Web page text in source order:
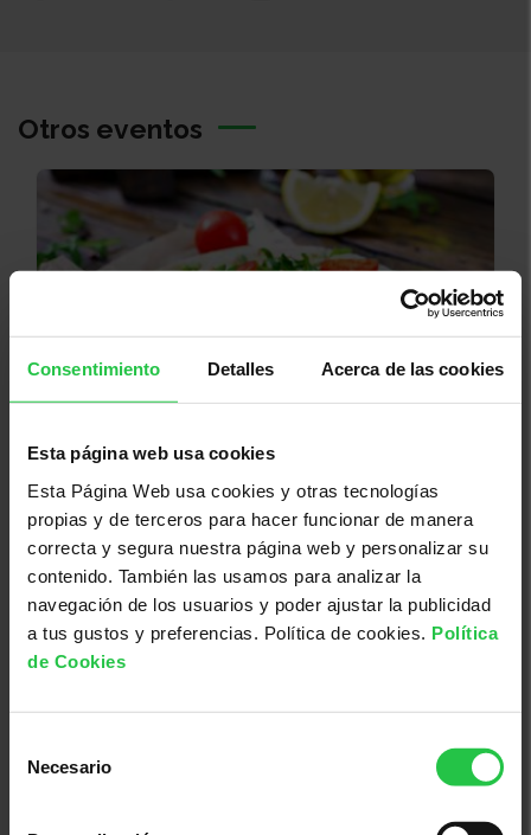
Consentimiento Detalles Acerca de las cookies
Esta página web usa cookies
Esta Página Web usa cookies y otras tecnologías
propias y de terceros para hacer funcionar de manera
correcta y segura nuestra página web y personalizar su
contenido. También las usamos para analizar la
navegación de los usuarios y poder ajustar la publicidad
a tus gustos y preferencias. Política de cookies. Política
de Cookies
Necesario
Otros eventos
13/08/2026
XI concurs solidari d'albergínies
plenes i coques - Ciutadella